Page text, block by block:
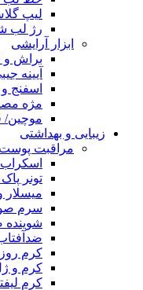
لیپ
رژ لب
ابزار آرایشی
براش و
آیینه
اسفنج و
مژه
موچین/
زیبایی و بهداشتی
مراقبت پوست
تونر
میسلار
سرم
کرم
کرم و
کرم